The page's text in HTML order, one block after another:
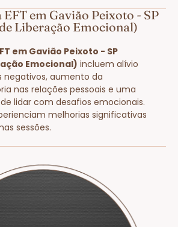
em Gavião Peixoto - SP
Liberação Emocional)
em Gavião Peixoto - SP
Emocional) incluem alívio
negativos, aumento da
nas relações pessoais e uma
lidar com desafios emocionais.
melhorias significativas
sessões.